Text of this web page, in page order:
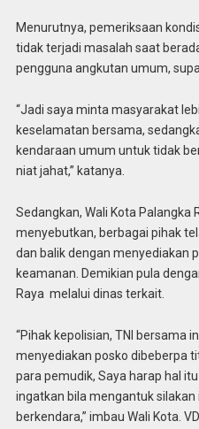
Menurutnya, pemeriksaan
tidak terjadi masalah saat
pengguna angkutan umum,
“Jadi saya minta masyarakat
keselamatan bersama,
kendaraan umum untuk tidak
niat jahat,” katanya.
Sedangkan, Wali Kota Palangka
menyebutkan, berbagai pihak
dan balik dengan menyediakan
keamanan. Demikian pula
Raya melalui dinas terkait.
“Pihak kepolisian, TNI bersama
menyediakan posko dibeberpa
para pemudik, Saya harap hal
ingatkan bila mengantuk
berkendara,” imbau Wali Kota. VD